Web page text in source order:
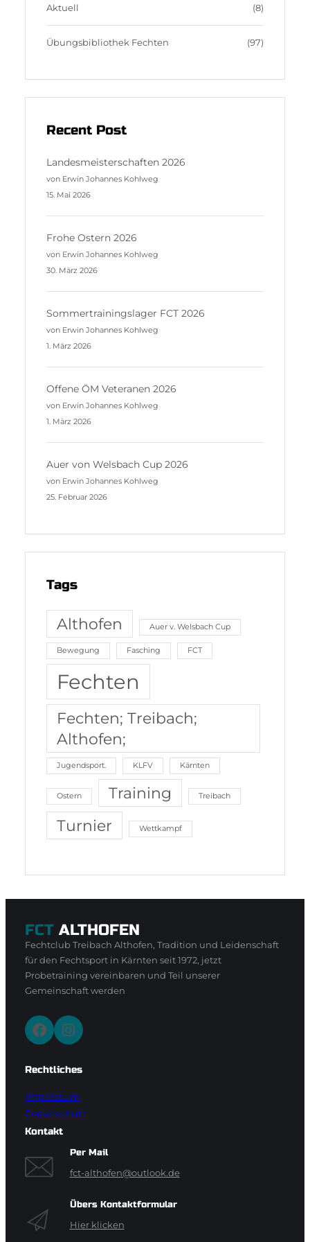
m
s
Aktuell (8)
Übungsbibliothek Fechten (97)
Recent Post
Landesmeisterschaften 2026
von Erwin Johannes Kohlweg
15. Mai 2026
Frohe Ostern 2026
von Erwin Johannes Kohlweg
30. März 2026
Sommertrainingslager FCT 2026
von Erwin Johannes Kohlweg
1. März 2026
Offene ÖM Veteranen 2026
von Erwin Johannes Kohlweg
1. März 2026
Auer von Welsbach Cup 2026
von Erwin Johannes Kohlweg
25. Februar 2026
Tags
Althofen Auer v. Welsbach Cup
Bewegung Fasching FCT
Fechten
Fechten; Treibach;
Althofen;
Jugendsport. KLFV Kärnten
Ostern Training Treibach
Turnier Wettkampf
FCT ALTHOFEN
Fechtclub Treibach Althofen, Tradition und Leidenschaft
für den Fechtsport in Kärnten seit 1972, jetzt
Probetraining vereinbaren und Teil unserer
Gemeinschaft werden
Facebook Instagram
Rechtliches
Impressum
Datenschutz
Kontakt
Per Mail
fct-althofen@outlook.de
Übers Kontaktformular
Hier klicken